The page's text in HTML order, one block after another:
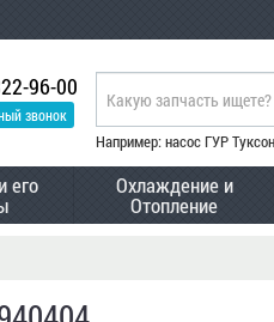
96-00
звонок
Например: насос ГУР
его Охлаждение и
Отопление